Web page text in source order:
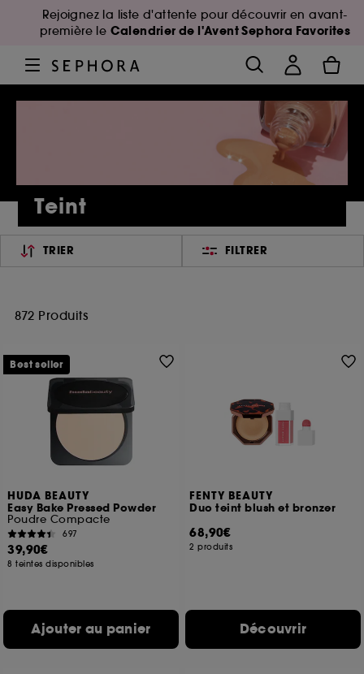
Rejoignez la liste d'attente pour découvrir en avant-
première le Calendrier de l'Avent Sephora Favorites
Teint
TRIER FILTRER
872 Produits
HUDA BEAUTY
Easy Bake Pressed Powder
Poudre Compacte
697
39,90€
8 teintes disponibles
Ajouter au panier
Best seller
FENTY BEAUTY
Duo teint blush et bronzer
68,90€
2 produits
Découvrir